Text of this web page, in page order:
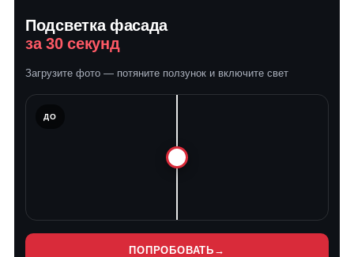
Подсветка фасада
за 30 секунд
Загрузите фото — потяните ползунок и включите свет
ДО
ПОПРОБОВАТЬ →